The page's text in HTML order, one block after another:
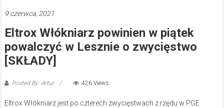
9 czerwca, 2021
Eltrox Włókniarz powinien w piątek
powalczyć w Lesznie o zwycięstwo
[SKŁADY]
Posted By: Artur 426 Views
Eltrox Włókniarz jest po czterech zwycięstwach z rzędu w PGE